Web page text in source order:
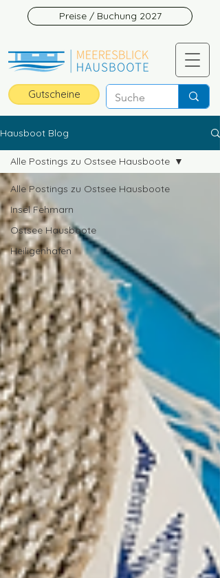
Gutscheine
Preise / Buchung 2027
Hausboot Blog
Alle Postings zu Ostsee Hausboote
Insel Fehmarn
Ostsee Hausboote
Heiligenhafen
Alle Postings zu Ostsee Hausboote